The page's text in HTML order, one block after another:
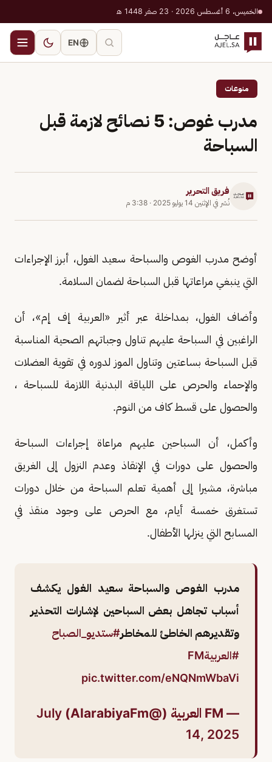
الخميس، 6 أغسطس 2026 · 23 صفر 1448 هـ
EN
منوعات
مدرب غوص: 5 نصائح لازمة قبل
السباحة
فريق التحرير
نُشر في الإثنين 14 يوليو 2025 · 3:38 م
أوضح مدرب الغوص والسباحة سعيد الغول، أبرز الإجراءات
التي ينبغي مراعاتها قبل السباحة لضمان السلامة.
وأضاف الغول، بمداخلة عبر أثير «العربية إف إم»، أن
الراغبين في السباحة عليهم تناول وجباتهم الصحية المناسبة
قبل السباحة بساعتين وتناول الموز لدوره في تقوية العضلات
والإحماء والحرص على اللياقة البدنية اللازمة للسباحة ،
والحصول على قسط كاف من النوم.
وأكمل، أن السباحين عليهم مراعاة إجراءات السباحة
والحصول على دورات في الإنقاذ وعدم النزول إلى الغريق
مباشرة، مشيرا إلى أهمية تعلم السباحة من خلال دورات
تستغرق خمسة أيام، مع الحرص على وجود منقذ في
المسابح التي ينزلها الأطفال.
مدرب الغوص والسباحة سعيد الغول يكشف
أسباب تجاهل بعض السباحين لإشارات التحذير
وتقديرهم الخاطئ للمخاطر#ستديو_الصباح
#العربيةFM
pic.twitter.com/eNQNmWbaVi
— FM العربية (@AlarabiyaFm)
July
14, 2025